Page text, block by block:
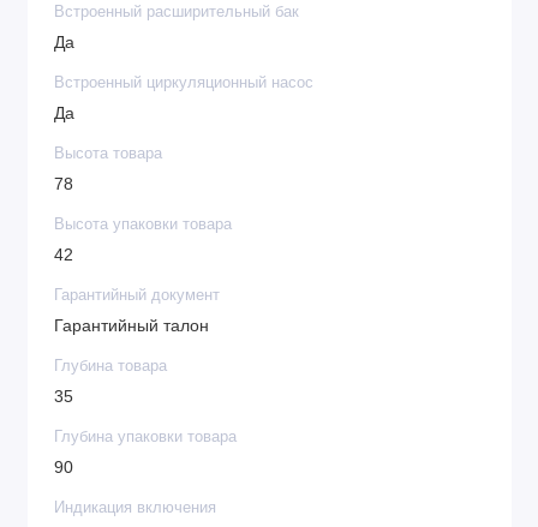
Встроенный расширительный бак
Да
Встроенный циркуляционный насос
Да
Высота товара
78
Высота упаковки товара
42
Гарантийный документ
Гарантийный талон
Глубина товара
35
Глубина упаковки товара
90
Индикация включения